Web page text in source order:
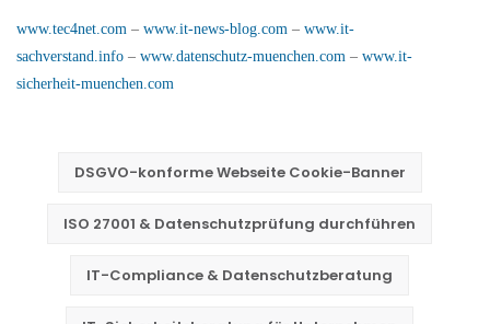
www.tec4net.com – www.it-news-blog.com – www.it-
sachverstand.info – www.datenschutz-muenchen.com – www.it-
sicherheit-muenchen.com
DSGVO-konforme Webseite Cookie-Banner
ISO 27001 & Datenschutzprüfung durchführen
IT-Compliance & Datenschutzberatung